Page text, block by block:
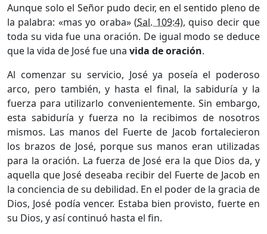
Aunque solo el Señor pudo decir, en el sentido pleno de
la palabra: «mas yo oraba» (Sal. 109:4), quiso decir que
toda su vida fue una oración. De igual modo se deduce
que la vida de José fue una vida de oración.
Al comenzar su servicio, José ya poseía el poderoso
arco, pero también, y hasta el final, la sabiduría y la
fuerza para utilizarlo convenientemente. Sin embargo,
esta sabiduría y fuerza no la recibimos de nosotros
mismos. Las manos del Fuerte de Jacob fortalecieron
los brazos de José, porque sus manos eran utilizadas
para la oración. La fuerza de José era la que Dios da, y
aquella que José deseaba recibir del Fuerte de Jacob en
la conciencia de su debilidad. En el poder de la gracia de
Dios, José podía vencer. Estaba bien provisto, fuerte en
su Dios, y así continuó hasta el fin.